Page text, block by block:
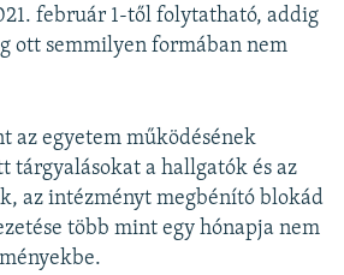
február 1-től folytatható, addig
ott semmilyen formában nem
az egyetem működésének
tárgyalásokat a hallgatók és az
az intézményt megbénító blokád
több mint egy hónapja nem